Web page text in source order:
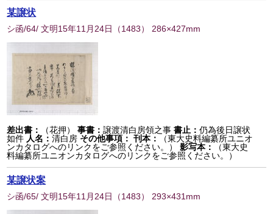
某譲状
シ函/64/ 文明15年11月24日 （1483） 286×427mm
差出書： （花押） 事書：譲渡清白房領之事書止：仍為後日譲状
如件 人名：清白房 その他事項： 刊本：
（東大史料編纂所ユニオ
ンカタログへのリンクをご参照ください。）
影写本：
（東大史
料編纂所ユニオンカタログへのリンクをご参照ください。）
某譲状案
シ函/65/ 文明15年11月24日 （1483） 293×431mm